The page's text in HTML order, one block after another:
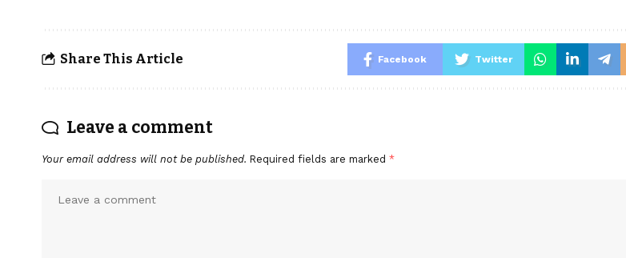
Share This Article Facebook Twitter
Leave a comment
Your email address will not be published. Required fields are marked *